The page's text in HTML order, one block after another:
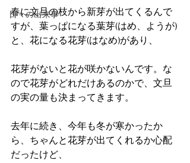
日々の出来事
春に文旦の枝から新芽が出てくるんで
すが、葉っぱになる葉芽(はめ、ようが)
と、花になる花芽(はなめ)があり、
花芽がないと花が咲かないんです。な
ので花芽がどれだけあるのかで、文旦
の実の量も決まってきます。
去年に続き、今年も冬が寒かったか
ら、ちゃんと花芽が出てくれるか心配
だったけど、